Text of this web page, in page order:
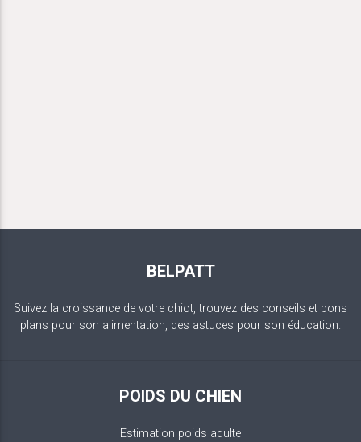
BELPATT
Suivez la croissance de votre chiot, trouvez des conseils et bons
plans pour son alimentation, des astuces pour son éducation.
POIDS DU CHIEN
Estimation poids adulte